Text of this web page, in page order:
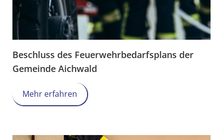
Beschluss des Feuerwehrbedarfsplans der
Gemeinde Aichwald
Mehr erfahren